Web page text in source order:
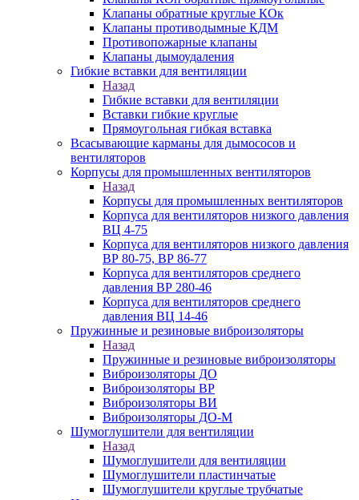
Клапаны обратные круглые КОк
Клапаны противодымные КДМ
Противопожарные клапаны
Клапаны дымоудаления
Гибкие вставки для вентиляции
Назад
Гибкие вставки для вентиляции
Вставки гибкие круглые
Прямоугольная гибкая вставка
Всасывающие карманы для дымососов и
вентиляторов
Корпусы для промышленных вентиляторов
Назад
Корпусы для промышленных вентиляторов
Корпуса для вентиляторов низкого давления
ВЦ 4-75
Корпуса для вентиляторов низкого давления
ВР 80-75, ВР 86-77
Корпуса для вентиляторов среднего
давления ВР 280-46
Корпуса для вентиляторов среднего
давления ВЦ 14-46
Пружинные и резиновые виброизоляторы
Назад
Пружинные и резиновые виброизоляторы
Виброизоляторы ДО
Виброизоляторы ВР
Виброизоляторы ВИ
Виброизоляторы ДО-М
Шумоглушители для вентиляции
Назад
Шумоглушители для вентиляции
Шумоглушители пластинчатые
Шумоглушители круглые трубчатые